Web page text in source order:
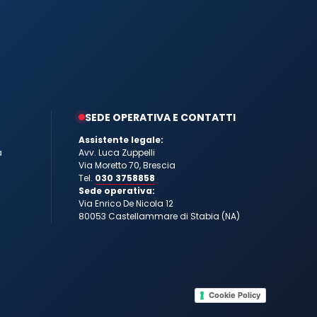
SEDE OPERATIVA E CONTATTI
Assistente legale:
Avv. Luca Zuppelli
Via Moretto 70, Brescia
Tel. 030 3758858
Sede operativa:
Via Enrico De Nicola 12
80053 Castellammare di Stabia (NA)
Cookie Policy